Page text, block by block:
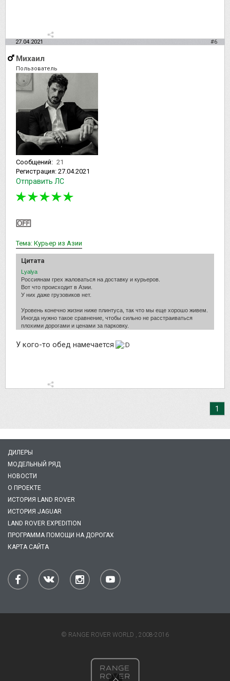
27.04.2021 #6
Михаил
Пользователь
Сообщений: 21
Регистрация: 27.04.2021
Отправить ЛС
Тема: Курьер из Азии
Цитата
Lyalya
Россиянам грех жаловаться на доставку и курьеров.
Вот что происходит в Азии.
У них даже грузовиков нет.
Уровень конечно жизни ниже плинтуса, так что мы еще хорошо живем.
Иногда нужно такое сравнение, чтобы сильно не расстраиваться
плохими дорогами и ценами за парковку.
У кого-то обед намечается
1
ДИЛЕРЫ
МОДЕЛЬНЫЙ РЯД
НОВОСТИ
О ПРОЕКТЕ
ИСТОРИЯ LAND ROVER
ИСТОРИЯ JAGUAR
LAND ROVER EXPEDITION
ПРОГРАММА ПОМОЩИ НА ДОРОГАХ
КАРТА САЙТА
© RANGE ROVER WORLD , 2008-2016